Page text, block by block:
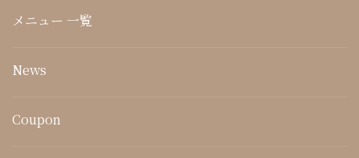
メニュー 一覧
News
Coupon